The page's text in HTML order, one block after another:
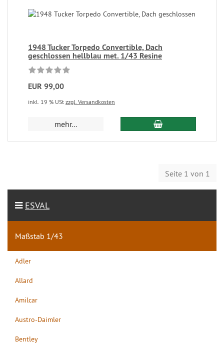
1948 Tucker Torpedo Convertible, Dach
geschlossen hellblau met. 1/43 Resine
EUR 99,00
inkl. 19 % USt zzgl. Versandkosten
mehr...
Seite 1 von 1
ESVAL
Maßstab 1/43
Adler
Allard
Amilcar
Austro-Daimler
Bentley